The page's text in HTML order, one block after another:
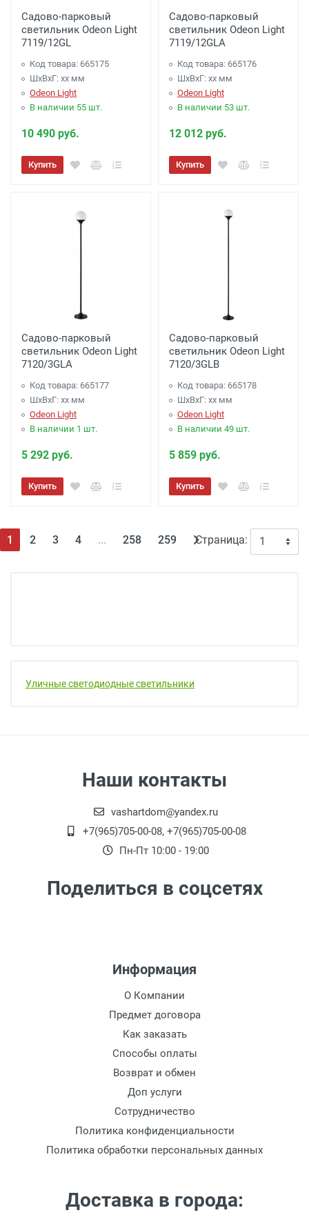
Садово-парковый
светильник Odeon Light
7119/12GL
Код товара: 665175
ШхВхГ: xx мм
Odeon Light
В наличии 55 шт.
10 490 руб.
Купить
Садово-парковый
светильник Odeon Light
7119/12GLA
Код товара: 665176
ШхВхГ: xx мм
Odeon Light
В наличии 53 шт.
12 012 руб.
Купить
Садово-парковый
светильник Odeon Light
7120/3GLA
Код товара: 665177
ШхВхГ: xx мм
Odeon Light
В наличии 1 шт.
5 292 руб.
Купить
Садово-парковый
светильник Odeon Light
7120/3GLB
Код товара: 665178
ШхВхГ: xx мм
Odeon Light
В наличии 49 шт.
5 859 руб.
Купить
Страница:
1 (текущая)
2 3 4 ... 258 259
Уличные светодиодные светильники
Наши контакты
vashartdom@yandex.ru
+7(965)705-00-08, +7(965)705-00-08
Пн-Пт 10:00 - 19:00
Поделиться в соцсетях
Информация
О Компании
Предмет договора
Как заказать
Способы оплаты
Возврат и обмен
Доп услуги
Сотрудничество
Политика конфиденциальности
Политика обработки персональных данных
Доставка в города: